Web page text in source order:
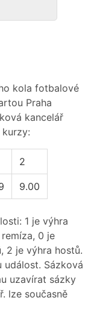
kola fotbalové
Praha
kancelář
2
9.00
1 je výhra
0 je
2 je výhra hostů.
událost. Sázková
uzavírat sázky
lze současně